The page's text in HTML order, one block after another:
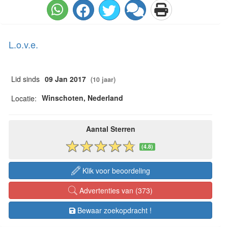
L.o.v.e.
Lid sinds 09 Jan 2017 (10 jaar)
Locatie: Winschoten, Nederland
Aantal Sterren
(4.8)
Klik voor beoordeling
Advertenties van (373)
Bewaar zoekopdracht !